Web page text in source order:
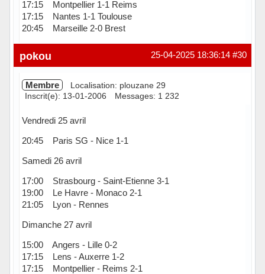
17:15 Montpellier 1-1 Reims
17:15 Nantes 1-1 Toulouse
20:45 Marseille 2-0 Brest
En ligne #30
25-04-2025 18:36:14
pokou
Membre
Localisation: plouzane 29
Inscrit(e): 13-01-2006
Messages: 1 232
Vendredi 25 avril
20:45 Paris SG - Nice 1-1
Samedi 26 avril
17:00 Strasbourg - Saint-Etienne 3-1
19:00 Le Havre - Monaco 2-1
21:05 Lyon - Rennes
Dimanche 27 avril
15:00 Angers - Lille 0-2
17:15 Lens - Auxerre 1-2
17:15 Montpellier - Reims 2-1